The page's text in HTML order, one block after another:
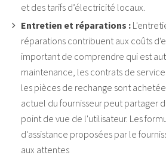
et des tarifs d’électricité locaux.
Entretien et réparations :
réparations contribuent aux coûts
important de comprendre qui est
maintenance, les contrats de
les pièces de rechange sont
actuel du fournisseur peut partager
point de vue de l'utilisateur. Les
d'assistance proposées par le
aux attentes